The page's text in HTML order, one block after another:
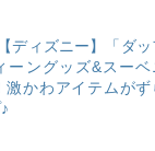
【ディズニー】「ダッ
ーングッズ&スーベ
激かわアイテムがず